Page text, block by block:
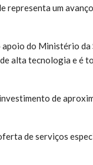
representa um
do Ministério da
alta tecnologia e é
de
de serviços